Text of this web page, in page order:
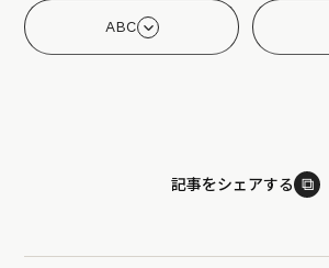
ABC
記事をシェアする ⧉